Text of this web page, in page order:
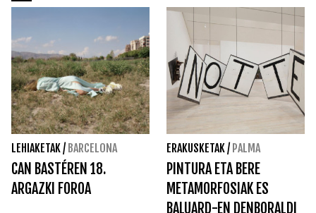
LEHIAKETAK/ BARCELONA
CAN BASTÉREN 18.
ARGAZKI FOROA
ERAKUSKETAK/ PALMA
PINTURA ETA BERE
METAMORFOSIAK ES
BALUARD-EN DENBORALDI